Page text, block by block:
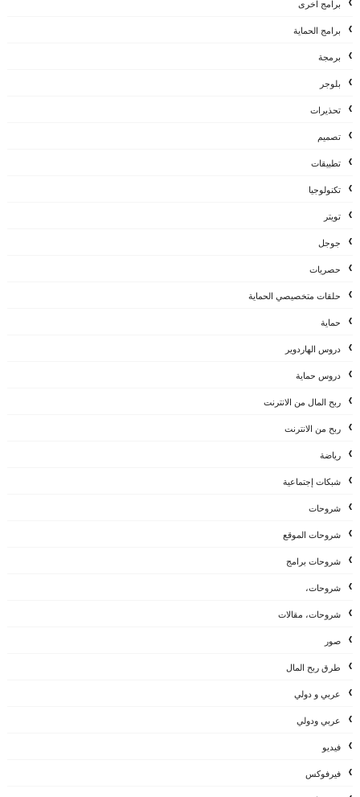
برامج اخرى
برامج الحماية
برمجة
بلوجر
تحذيرات
تصميم
تطبيقات
تكنولوجيا
تويتر
جوجل
حصريات
حلقات متخصيصي الحماية
حماية
دروس الهاردوير
دروس حماية
ربح المال من الانترنت
ربح من الانترنت
رياضة
شبكات إجتماعية
شروحات
شروحات الموقع
شروحات برامج
شروحات،
شروحات، مقالات
صور
طرق ربح المال
عربي و دولي
عربي ودولي
فيديو
فيرفوكس